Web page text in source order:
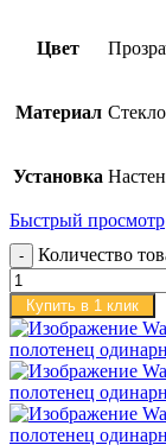
Цвет
Материал Стекло
Установка
Быстрый просмотр
Количество
Купить в 1 клик